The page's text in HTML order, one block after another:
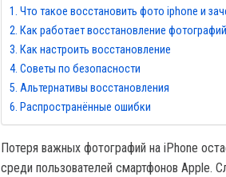
Что такое восстановить фото iphone и
Как работает восстановление
Как настроить восстановление
Советы по безопасности
Альтернативы восстановления
Распространённые ошибки
Потеря важных фотографий на iPhone
среди пользователей смартфонов Apple.